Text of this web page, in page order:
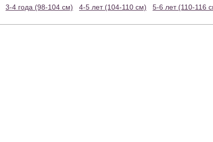
3-4 года (98-104 см) 4-5 лет (104-110 см) 5-6 лет (110-116